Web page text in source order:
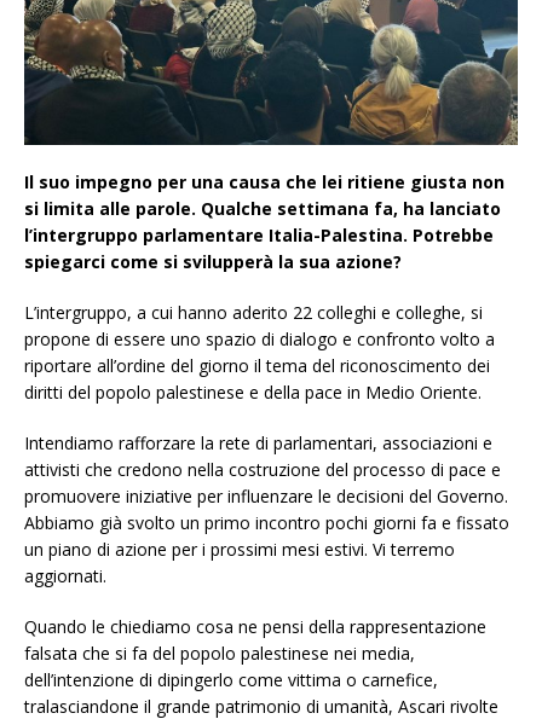
Il suo impegno per una causa che lei ritiene giusta non
si limita alle parole. Qualche settimana fa, ha lanciato
l’intergruppo parlamentare Italia-Palestina. Potrebbe
spiegarci come si svilupperà la sua azione?
L’intergruppo, a cui hanno aderito 22 colleghi e colleghe, si
propone di essere uno spazio di dialogo e confronto volto a
riportare all’ordine del giorno il tema del riconoscimento dei
diritti del popolo palestinese e della pace in Medio Oriente.
Intendiamo rafforzare la rete di parlamentari, associazioni e
attivisti che credono nella costruzione del processo di pace e
promuovere iniziative per influenzare le decisioni del Governo.
Abbiamo già svolto un primo incontro pochi giorni fa e fissato
un piano di azione per i prossimi mesi estivi. Vi terremo
aggiornati.
Quando le chiediamo cosa ne pensi della rappresentazione
falsata che si fa del popolo palestinese nei media,
dell’intenzione di dipingerlo come vittima o carnefice,
tralasciandone il grande patrimonio di umanità, Ascari rivolte